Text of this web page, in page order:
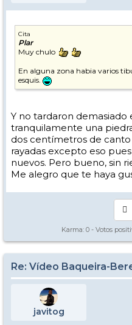
Cita
Plar
Muy chulo
En alguna zona habia varios
esquis.
Y no tardaron
tranquilamente una
dos centímetros de
rayadas excepto eso pues
nuevos. Pero bueno, sin
Me alegro que te haya
Karma: 0 - Votos
Re: Vídeo Baqueira-
javitog